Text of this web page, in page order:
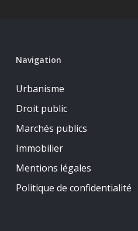
Navigation
Urbanisme
Droit public
Marchés publics
Immobilier
Mentions légales
Politique de confidentialité